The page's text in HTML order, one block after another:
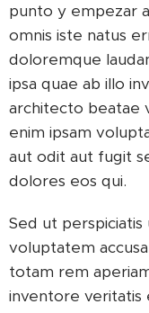
punto y empezar
omnis iste natus
doloremque
ipsa quae ab illo
architecto beatae
enim ipsam
aut odit aut fugit
dolores eos qui.
Sed ut
voluptatem
totam rem
inventore veritatis